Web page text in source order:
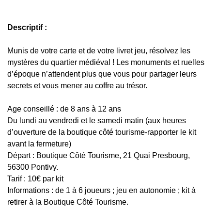
Descriptif :
Munis de votre carte et de votre livret jeu, résolvez les
mystères du quartier médiéval ! Les monuments et ruelles
d’époque n’attendent plus que vous pour partager leurs
secrets et vous mener au coffre au trésor.
Age conseillé : de 8 ans à 12 ans
Du lundi au vendredi et le samedi matin (aux heures
d’ouverture de la boutique côté tourisme-rapporter le kit
avant la fermeture)
Départ : Boutique Côté Tourisme, 21 Quai Presbourg,
56300 Pontivy.
Tarif : 10€ par kit
Informations : de 1 à 6 joueurs ; jeu en autonomie ; kit à
retirer à la Boutique Côté Tourisme.